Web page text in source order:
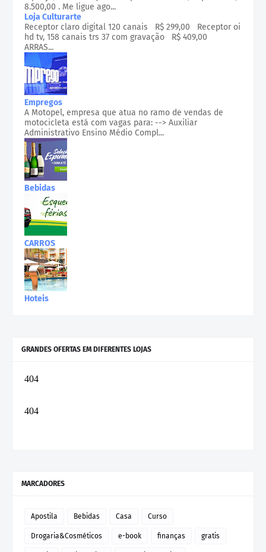
8.500,00 . Me ligue ago...
Loja Culturarte
Receptor claro digital 120 canais R$ 299,00 Receptor oi
hd tv, 158 canais trs 37 com gravação R$ 409,00
ARRAS...
Empregos
A Motopel, empresa que atua no ramo de vendas de
motocicleta está com vagas para: --> Auxiliar
Administrativo Ensino Médio Compl...
Bebidas
CARROS
Hoteis
GRANDES OFERTAS EM DIFERENTES LOJAS
MARCADORES
Apostila Bebidas Casa Curso
Drogaria&Cosméticos e-book finanças gratis